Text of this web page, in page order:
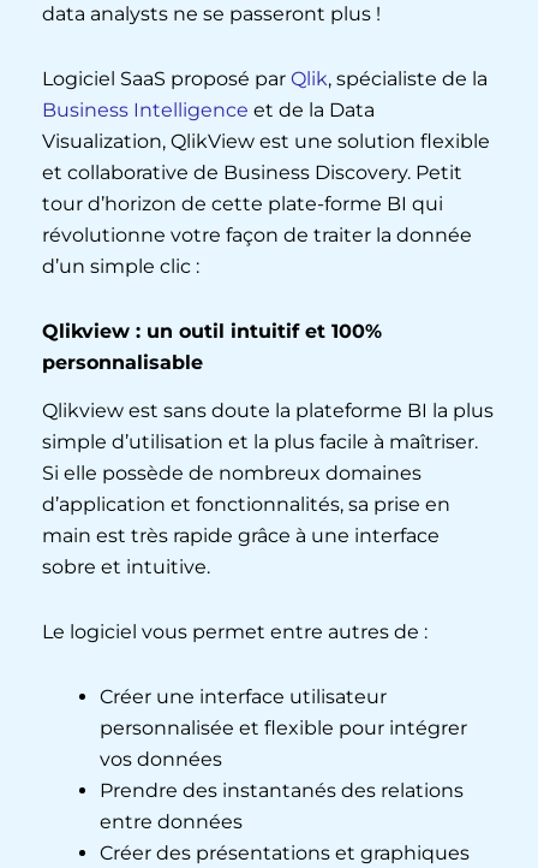
data analysts ne se passeront plus !
Logiciel SaaS proposé par Qlik, spécialiste de la
Business Intelligence et de la Data
Visualization, QlikView est une solution flexible
et collaborative de Business Discovery. Petit
tour d’horizon de cette plate-forme BI qui
révolutionne votre façon de traiter la donnée
d’un simple clic :
Qlikview : un outil intuitif et 100%
personnalisable
Qlikview est sans doute la plateforme BI la plus
simple d’utilisation et la plus facile à maîtriser.
Si elle possède de nombreux domaines
d’application et fonctionnalités, sa prise en
main est très rapide grâce à une interface
sobre et intuitive.
Le logiciel vous permet entre autres de :
Créer une interface utilisateur
personnalisée et flexible pour intégrer
vos données
Prendre des instantanés des relations
entre données
Créer des présentations et graphiques